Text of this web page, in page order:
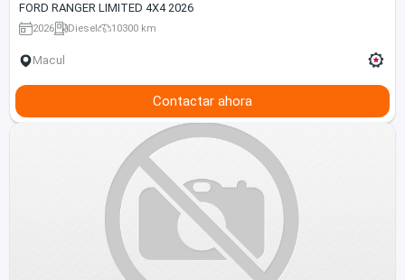
FORD RANGER LIMITED 4X4 2026
2026 Diesel 10300 km
Macul
Contactar ahora